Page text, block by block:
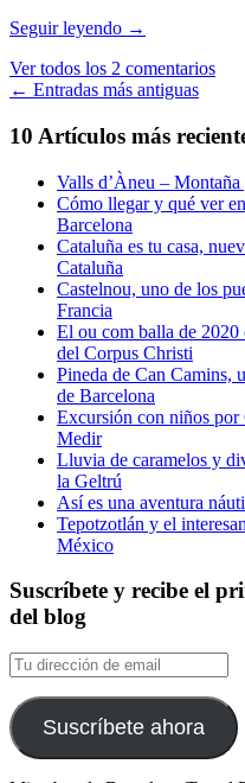
Seguir leyendo No,
no
he
en
→
Ver todos los 2 comentarios
Ir
a
entradas
← Entradas más antiguas
10 Artículos más
Valls d’Àneu –
Cómo llegar y qué ver
Barcelona
Cataluña es tu casa,
Cataluña
Castelnou, uno de los
Francia
El ou com balla de
del Corpus Christi
Pineda de Can Camins,
de Barcelona
Excursión con niños por
Medir
Lluvia de caramelos y
la Geltrú
Así es una aventura
Tepotzotlán y el
México
Suscríbete y recibe el
del blog
Tu
dirección
de
emailSuscríbete ahora